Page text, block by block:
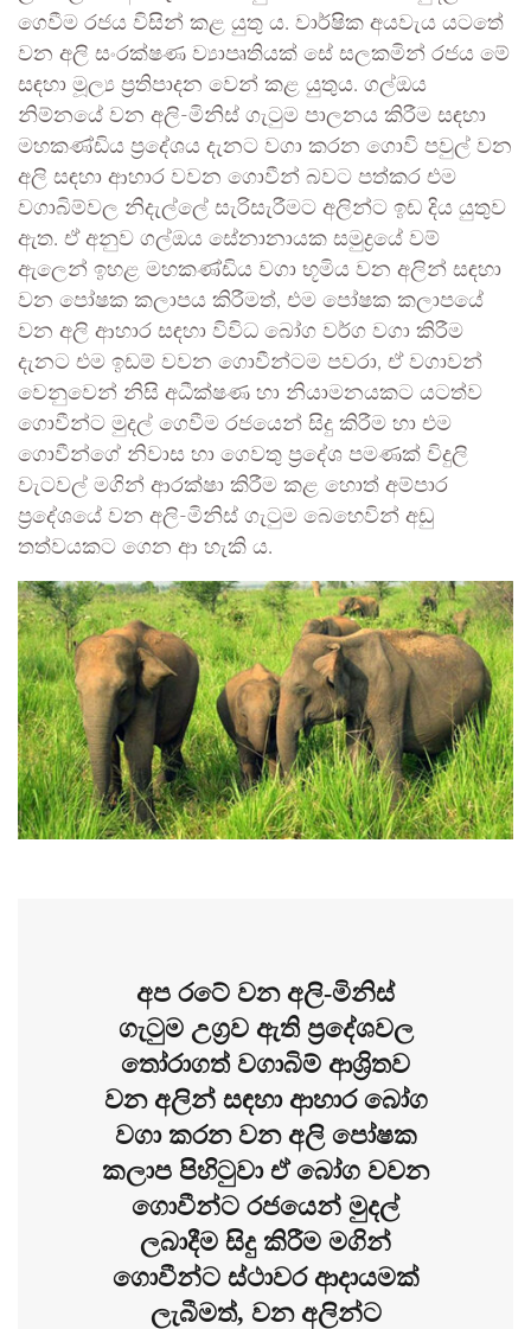
ගෙවීම රජය විසින් කළ යුතු ය. වාර්ෂික අයවැය යටතේ
වන අලි සංරක්ෂණ ව්‍යාපෘතියක් සේ සලකමින් රජය මේ
සඳහා මූල්‍ය ප්‍රතිපාදන වෙන් කළ යුතුය. ගල්ඔය
නිම්නයේ වන අලි-මිනිස් ගැටුම පාලනය කිරීම සඳහා
මහකණ්ඩිය ප්‍රදේශය දැනට වගා කරන ගොවි පවුල් වන
අලි සඳහා ආහාර වවන ගොවීන් බවට පත්කර එම
වගාබිම්වල නිදැල්ලේ සැරිසැරීමට අලින්ට ඉඩ දිය යුතුව
ඇත. ඒ අනුව ගල්ඔය සේනානායක සමුද්‍රයේ වම්
ඇලෙන් ඉහළ මහකණ්ඩිය වගා භූමිය වන අලින් සඳහා
වන පෝෂක කලාපය කිරීමත්, එම පෝෂක කලාපයේ
වන අලි ආහාර සඳහා විවිධ බෝග වර්ග වගා කිරීම
දැනට එම ඉඩම් වවන ගොවීන්ටම පවරා, ඒ වගාවන්
වෙනුවෙන් නිසි අධීක්ෂණ හා නියාමනයකට යටත්ව
ගොවීන්ට මුදල් ගෙවීම රජයෙන් සිදු කිරීම හා එම
ගොවීන්ගේ නිවාස හා ගෙවතු ප්‍රදේශ පමණක් විදුලි
වැටවල් මගින් ආරක්ෂා කිරීම කළ හොත් අම්පාර
ප්‍රදේශයේ වන අලි-මිනිස් ගැටුම බෙහෙවින් අඩු
තත්වයකට ගෙන ආ හැකි ය.
අප රටේ වන අලි-මිනිස්
ගැටුම උග්‍රව ඇති ප්‍රදේශවල
තෝරාගත් වගාබිම් ආශ්‍රිතව
වන අලින් සඳහා ආහාර බෝග
වගා කරන වන අලි පෝෂක
කලාප පිහිටුවා ඒ බෝග වවන
ගොවීන්ට රජයෙන් මුදල්
ලබාදීම සිදු කිරීම මගින්
ගොවීන්ට ස්ථාවර ආදායමක්
ලැබීමත්, වන අලින්ට